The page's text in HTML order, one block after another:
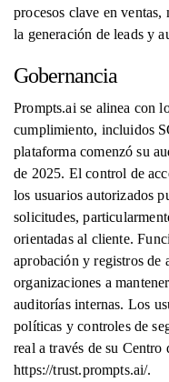
procesos clave en
la generación de leads y
Gobernancia
Prompts.ai se alinea con
cumplimiento, incluidos
plataforma comenzó su
de 2025. El control de
los usuarios autorizados
solicitudes,
orientadas al cliente.
aprobación y registros de
organizaciones a
auditorías internas. Los
políticas y controles de
real a través de su Centro
https://trust.prompts.ai/.